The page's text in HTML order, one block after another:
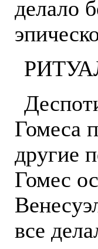
делало
Гомеса
другие
Гомес
все